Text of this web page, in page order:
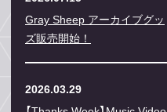
Gray Sheep アーカイブグッ
ズ販売開始！
2026.03.29